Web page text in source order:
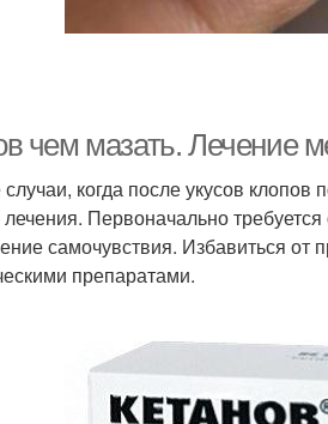
чем мазать. Лечение
когда после укусов
Первоначально
самочувствия. Избавиться
препаратами.